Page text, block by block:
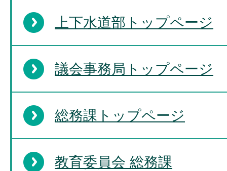
上下水道部トップページ
議会事務局トップページ
総務課トップページ
教育委員会 総務課